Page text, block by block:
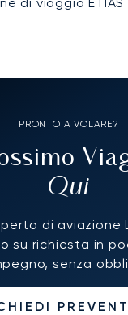
PRONTO A VOLARE?
Qui
di aviazione
su richiesta in
senza